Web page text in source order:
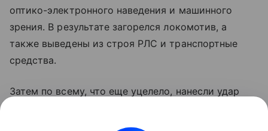
оптико-электронного наведения и машинного
зрения. В результате загорелся локомотив, а
также выведены из строя РЛС и транспортные
средства.
Затем по всему, что еще уцелело, нанесли удар
"Искандер-М", как пишут в некоторых источниках,